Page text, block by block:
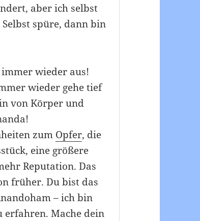
aber ich selbst
spüre, dann bin
immer wieder aus!
wieder gehe tief
von Körper und
zum Opfer, die
eine größere
Reputation. Das
früher. Du bist das
– ich bin
erfahren. Mache dein